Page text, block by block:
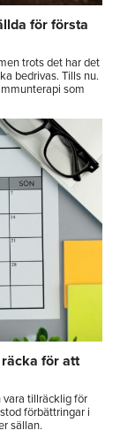
för första
trots det har det
bedrivas. Tills nu.
som
räcka för att
vara tillräcklig för
förbättringar i
sällan.